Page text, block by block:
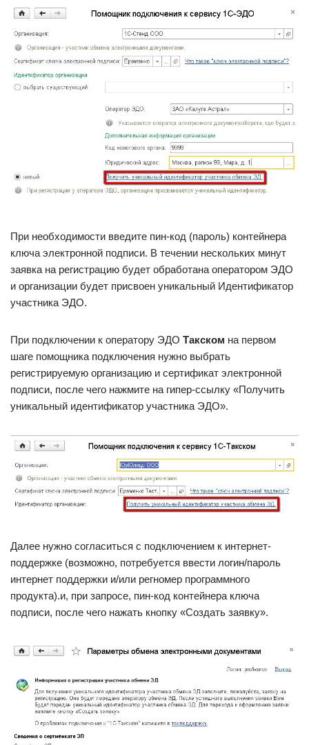
При необходимости введите пин-код (пароль) контейнера
ключа электронной подписи. В течении нескольких минут
заявка на регистрацию будет обработана оператором ЭДО
и организации будет присвоен уникальный Идентификатор
участника ЭДО.
При подключении к оператору ЭДО Такском на первом
шаге помощника подключения нужно выбрать
регистрируемую организацию и сертификат электронной
подписи, после чего нажмите на гипер-ссылку «Получить
уникальный идентификатор участника ЭДО».
Далее нужно согласиться с подключением к интернет-
поддержке (возможно, потребуется ввести логин/пароль
интернет поддержки и/или регномер программного
продукта).и, при запросе, пин-код контейнера ключа
подписи, после чего нажать кнопку «Создать заявку».